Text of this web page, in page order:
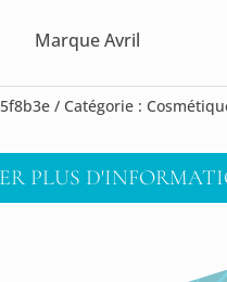
Marque Avril
Catégorie :
PLUS